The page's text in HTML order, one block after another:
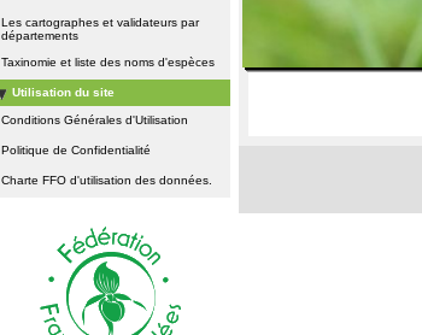
Les cartographes et validateurs par
départements
Taxinomie et liste des noms d'espèces
Utilisation du site
Conditions Générales d'Utilisation
Politique de Confidentialité
Charte FFO d'utilisation des données.